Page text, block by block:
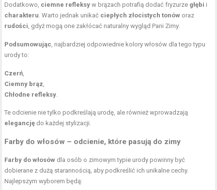
Dodatkowo, ciemne refleksy w brązach potrafią dodać fryzurze głębi i
charakteru . Warto jednak unikać ciepłych złocistych tonów oraz
rudości , gdyż mogą one zakłócać naturalny wygląd Pani Zimy.
Podsumowując , najbardziej odpowiednie kolory włosów dla tego typu
urody to:
Czerń
Ciemny brąz
Chłodne refleksy
Te odcienie nie tylko podkreślają urodę, ale również wprowadzają
elegancję do każdej stylizacji.
Farby do włosów – odcienie, które pasują do zimy
Farby do włosów dla osób o zimowym typie urody powinny być
dobierane z dużą starannością, aby podkreślić ich unikalne cechy.
Najlepszym wyborem będą: